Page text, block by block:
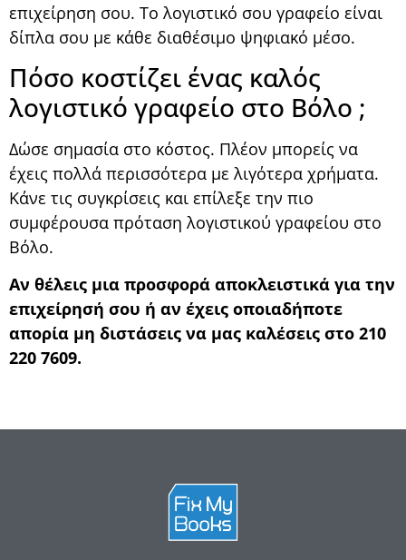
επιχείρηση σου. Το λογιστικό σου γραφείο είναι
δίπλα σου με κάθε διαθέσιμο ψηφιακό μέσο.
Πόσο κοστίζει ένας καλός
λογιστικό γραφείο στο Βόλο ;
Δώσε σημασία στο κόστος. Πλέον μπορείς να
έχεις πολλά περισσότερα με λιγότερα χρήματα.
Κάνε τις συγκρίσεις και επίλεξε την πιο
συμφέρουσα πρόταση λογιστικού γραφείου στο
Βόλο.
Αν θέλεις μια προσφορά αποκλειστικά για την
επιχείρησή σου ή αν έχεις οποιαδήποτε
απορία μη διστάσεις να μας καλέσεις στο 210
220 7609.